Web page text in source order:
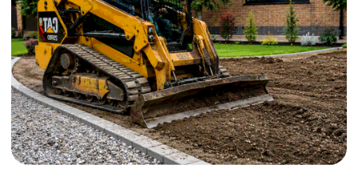
Точные сроки
Соблюдаем договорённости
и выполняем работы без задержек